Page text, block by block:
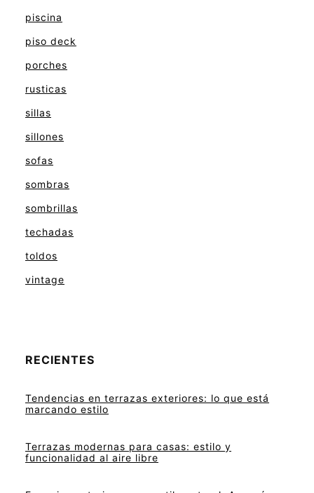
piscina
piso deck
porches
rusticas
sillas
sillones
sofas
sombras
sombrillas
techadas
toldos
vintage
RECIENTES
Tendencias en terrazas exteriores: lo que está
marcando estilo
Terrazas modernas para casas: estilo y
funcionalidad al aire libre